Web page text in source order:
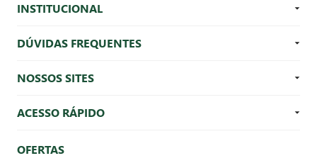
INSTITUCIONAL
DÚVIDAS FREQUENTES
NOSSOS SITES
ACESSO RÁPIDO
OFERTAS